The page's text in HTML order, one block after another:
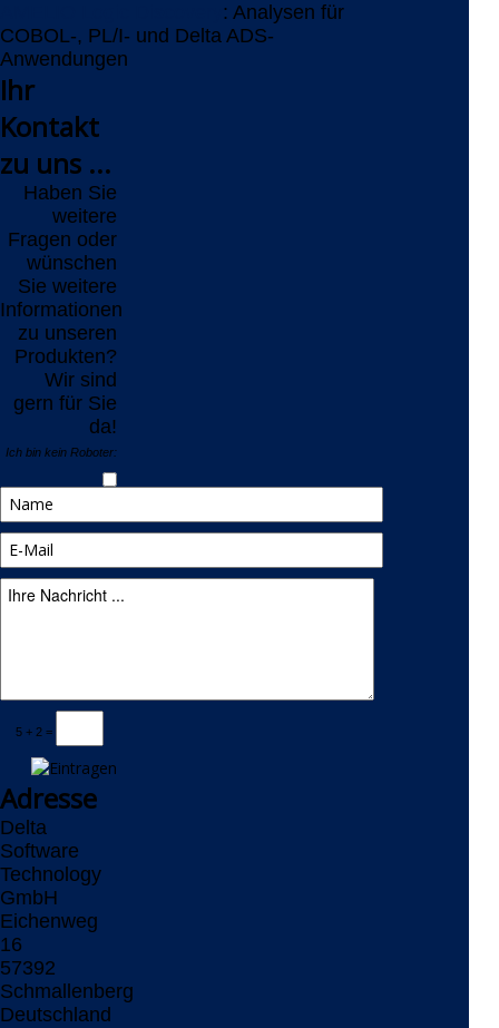
: Analysen für
COBOL-, PL/I- und Delta ADS-
Anwendungen
Ihr
Kontakt
zu uns ...
Haben Sie
weitere
Fragen oder
wünschen
Sie weitere
Informationen
zu unseren
Produkten?
Wir sind
gern für Sie
da!
Ich bin kein Roboter:
5 + 2 =
Adresse
Delta
Software
Technology
GmbH
Eichenweg
16
57392
Schmallenberg
Deutschland